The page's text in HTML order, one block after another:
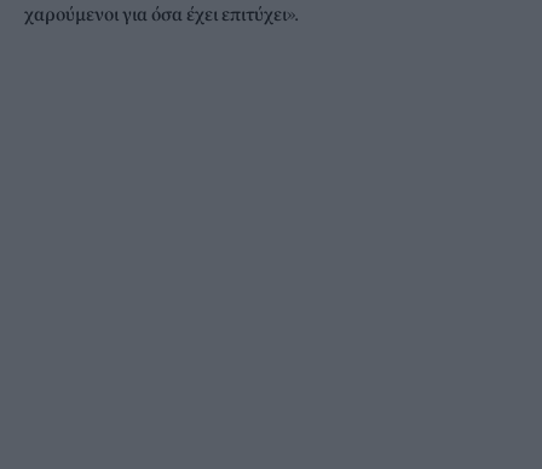
χαρούμενοι για όσα έχει επιτύχει».